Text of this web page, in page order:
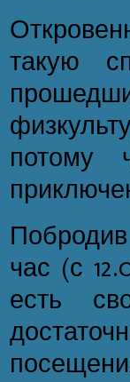
такую
потому
час (с
есть